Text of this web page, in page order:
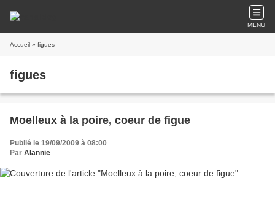
MENU
Accueil » figues
figues
Moelleux à la poire, coeur de figue
Publié le 19/09/2009 à 08:00
Par Alannie